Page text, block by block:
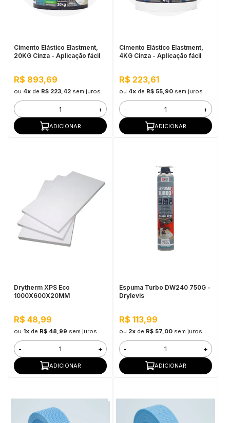
a categoria
Cimento Elástico Elastment,
20KG Cinza - Aplicação fácil
R$ 893,69
ou 4xde R$ 223,42 sem juros
- +
ADICIONAR
Cimento Elástico Elastment,
4KG Cinza - Aplicação fácil
R$ 223,61
ou 4xde R$ 55,90 sem juros
- +
ADICIONAR
Drytherm XPS Eco
1000X600X20MM
R$ 48,99
ou 1xde R$ 48,99 sem juros
- +
ADICIONAR
Espuma Turbo DW240 750G -
Drylevis
R$ 113,99
ou 2xde R$ 57,00 sem juros
- +
ADICIONAR